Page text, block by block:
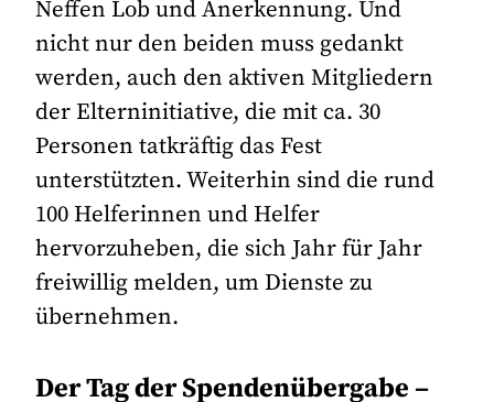
Neffen Lob und Anerkennung. Und
nicht nur den beiden muss gedankt
werden, auch den aktiven Mitgliedern
der Elterninitiative, die mit ca. 30
Personen tatkräftig das Fest
unterstützten. Weiterhin sind die rund
100 Helferinnen und Helfer
hervorzuheben, die sich Jahr für Jahr
freiwillig melden, um Dienste zu
übernehmen.
Der Tag der Spendenübergabe –